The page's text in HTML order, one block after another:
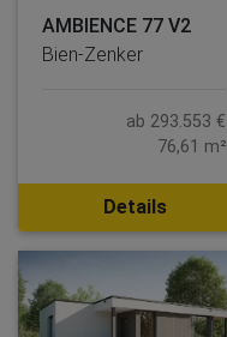
AMBIENCE 77 V2
Bien-Zenker
ab 293.553 €
76,61 m²
Details